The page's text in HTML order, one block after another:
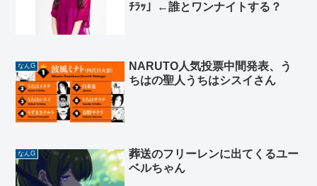
ﾁﾗｯ」←誰とワンナイトする？
なんG
NARUTO人気投票中間発表、う
ちはの聖人うちはシスイさん
なんG
葬送のフリーレンに出てくるユー
ベルちゃん